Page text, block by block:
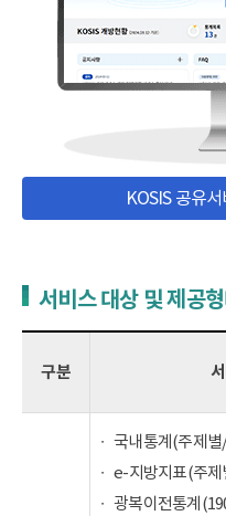
KOSIS 공유
서비스 대상 및 제공
구분
국내통계(주제
e-지방지표(주
광복이전통계